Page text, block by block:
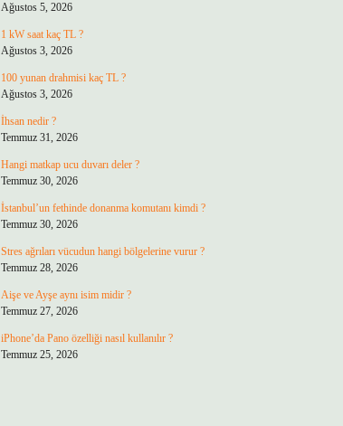
Ağustos 5, 2026
1 kW saat kaç TL ?
Ağustos 3, 2026
100 yunan drahmisi kaç TL ?
Ağustos 3, 2026
İhsan nedir ?
Temmuz 31, 2026
Hangi matkap ucu duvarı deler ?
Temmuz 30, 2026
İstanbul’un fethinde donanma komutanı kimdi ?
Temmuz 30, 2026
Stres ağrıları vücudun hangi bölgelerine vurur ?
Temmuz 28, 2026
Aişe ve Ayşe aynı isim midir ?
Temmuz 27, 2026
iPhone’da Pano özelliği nasıl kullanılır ?
Temmuz 25, 2026